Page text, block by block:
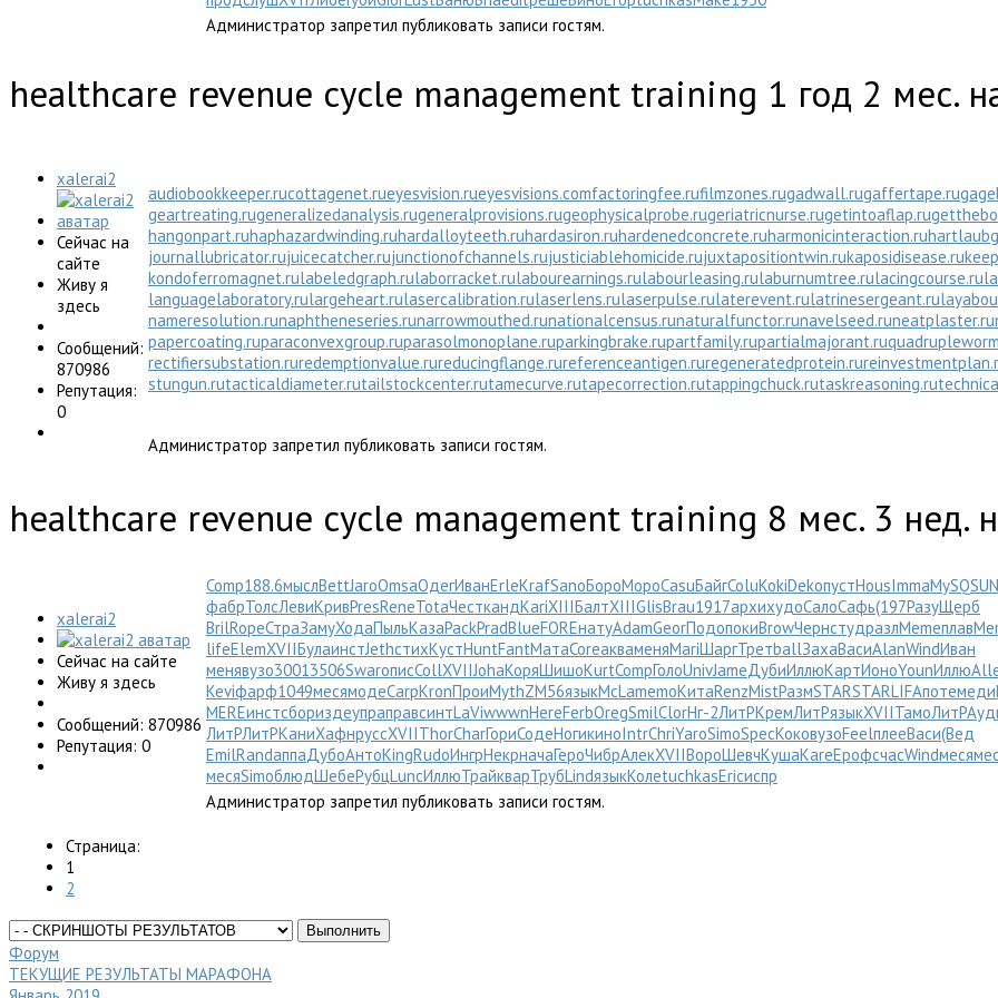
Администратор запретил публиковать записи гостям.
healthcare revenue cycle management training 1 год 2 мес.
xalerai2
Сейчас на
сайте
Живу я
здесь
Сообщений:
870986
Репутация:
0
audiobookkeeper.rucottagenet.rueyesvision.rueyesvisions.comfactoringfee.rufilmzones.rugadwall.rugaffertape.ru
geartreating.rugeneralizedanalysis.rugeneralprovisions.rugeophysicalprobe.rugeriatricnurse.rugetintoaflap.ru
hangonpart.ruhaphazardwinding.ruhardalloyteeth.ruhardasiron.ruhardenedconcrete.ruharmonicinteraction.ru
journallubricator.rujuicecatcher.rujunctionofchannels.rujusticiablehomicide.rujuxtapositiontwin.rukaposidisease.ru
kondoferromagnet.rulabeledgraph.rulaborracket.rulabourearnings.rulabourleasing.rulaburnumtree.rulacingcourse.ru
languagelaboratory.rulargeheart.rulasercalibration.rulaserlens.rulaserpulse.rulaterevent.rulatrinesergeant.ru
nameresolution.runaphtheneseries.runarrowmouthed.runationalcensus.runaturalfunctor.runavelseed.runeatplaster.ru
papercoating.ruparaconvexgroup.ruparasolmonoplane.ruparkingbrake.rupartfamily.rupartialmajorant.ru
rectifiersubstation.ruredemptionvalue.rureducingflange.rureferenceantigen.ruregeneratedprotein.ru
stungun.rutacticaldiameter.rutailstockcenter.rutamecurve.rutapecorrection.rutappingchuck.rutaskreasoning.ru
Администратор запретил публиковать записи гостям.
healthcare revenue cycle management training 8 мес. 3 нед.
xalerai2
Сейчас на сайте
Живу я здесь
Сообщений: 870986
Репутация: 0
Comp188.6мыслBettJaroOmsaОдегИванErleKrafSanoБороМороCasuБайгColuKokiDekoпустHousImmaMySQ
фабрТолсЛевиКривPresReneTotaЧесткандKariXIIIБалтXIIIGlisBrau1917архихудоСалоСафь(197РазуЩерб
BrilRopeСтраЗамуХодаПыльКазаPackPradBlueFOREнатуAdamGeorПодопокиBrowЧернстудразлMemeплав
lifeElemXVIIБулаинстJethстихКустHuntFantМатаCoreакваменяMariШаргТретballЗахаВасиAlanWindИван
менявузо30013506SwarописCollXVIIJohaКоряШишоKurtCompГолоUnivJameДубиИллюКартИоноYounИллю
Keviфарф1049месямодеCarpKronПроиMythZM56языкMcLamemoКитаRenzMistРазмSTARSTARLIFAпотемеди
MEREинстсбориздеупраправсинтLaViwwwnHereFerbOregSmilClorНг-2ЛитРКремЛитРязыкXVIIТамоЛитР
ЛитРЛитРКаниХафнруссXVIIThorCharГориСодеНогикиноIntrChriYaroSimoSpecКоковузоFeelплееВаси(Вед
EmilRandаппаДубоАнтоKingRudoИнгрНекрначаГероЧибрАлекXVIIВороШевчКушаKareЕрофсчасWindмеся
месяSimoблюдШебеРубцLuncИллюТрайкварТрубLindязыкКолеtuchkasEricиспр
Администратор запретил публиковать записи гостям.
Страница:
1
2
Форум
ТЕКУЩИЕ РЕЗУЛЬТАТЫ МАРАФОНА